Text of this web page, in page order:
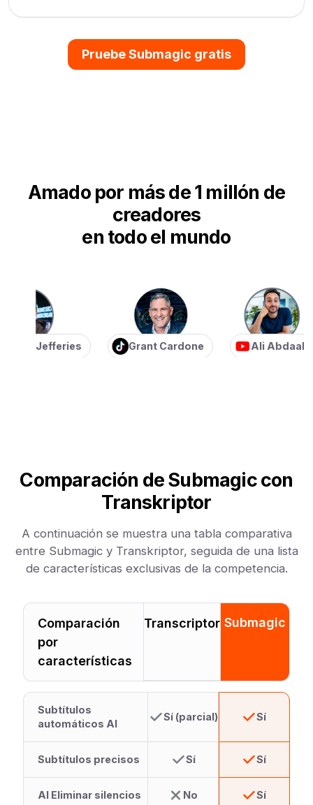
Pruebe Submagic gratis
Amado por más de 1 millón de
creadores
en todo el mundo
Jefferies Grant Cardone Ali Abdaal
Comparación de Submagic con
Transkriptor
A continuación se muestra una tabla comparativa
entre Submagic y Transkriptor, seguida de una lista
de características exclusivas de la competencia.
Comparación
por
características
Transcriptor Submagic
Subtítulos
automáticos AI
Sí (parcial) Sí
Subtítulos precisos Sí Sí
AI Eliminar silencios No Sí